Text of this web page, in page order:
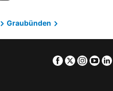
Aprica, bed and breakfasts
Ardez, bed and breakfasts
Zernez, bed and breakfasts
Graubünden
Facebook
Twitter